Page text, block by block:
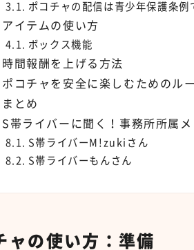
ポコチャの配信は青少年保護条例
アイテムの使い方
ボックス機能
時間報酬を上げる方法
ポコチャを安全に楽しむためのル
まとめ
S帯ライバーに聞く！事務所所属メ
S帯ライバーM!zukiさん
S帯ライバーもんさん
ャの使い方：準備